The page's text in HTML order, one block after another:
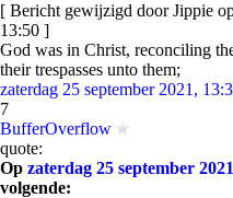
[ Bericht gewijzigd door Jippie
13:50 ]
God was in Christ, reconciling
their trespasses unto them;
zaterdag 25 september 2021,
7
BufferOverflow
quote:
Op zaterdag 25 september
volgende: